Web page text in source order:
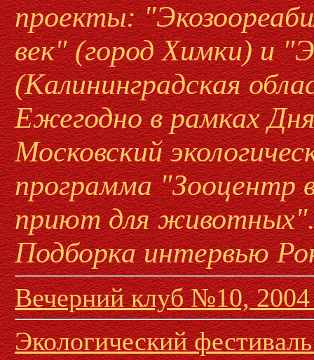
проекты:
век" (город Химки) и
(Калининградская
Ежегодно в рамках
Московский
программа "Зооцентр
приют для
Подборка интервью
Вечерний клуб №10, 2004
Экологический